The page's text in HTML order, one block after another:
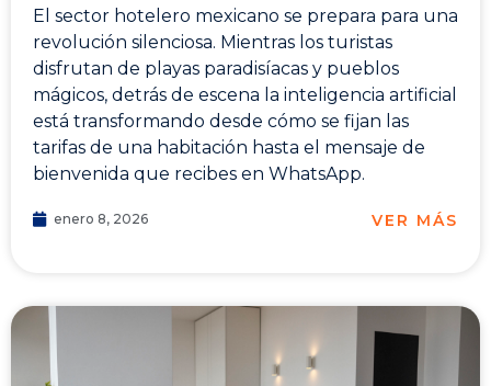
El sector hotelero mexicano se prepara para una
revolución silenciosa. Mientras los turistas
disfrutan de playas paradisíacas y pueblos
mágicos, detrás de escena la inteligencia artificial
está transformando desde cómo se fijan las
tarifas de una habitación hasta el mensaje de
bienvenida que recibes en WhatsApp.
enero 8, 2026 VER MÁS